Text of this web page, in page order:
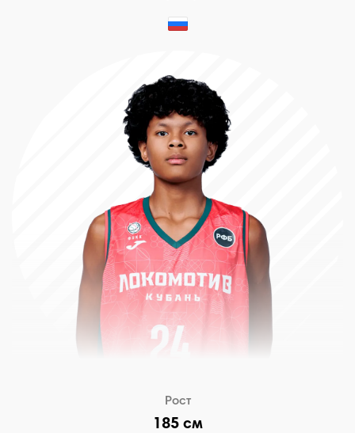
Рост
185 см